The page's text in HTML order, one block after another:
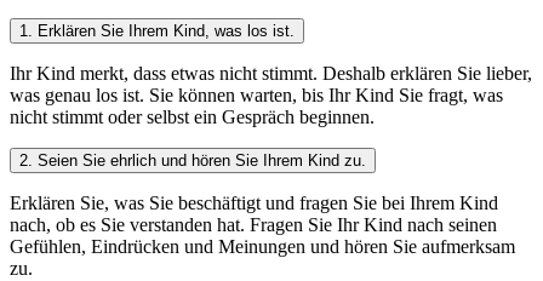
1. Erklären Sie Ihrem Kind, was los ist.
Ihr Kind merkt, dass etwas nicht stimmt. Deshalb erklären Sie lieber,
was genau los ist. Sie können warten, bis Ihr Kind Sie fragt, was
nicht stimmt oder selbst ein Gespräch beginnen.
2. Seien Sie ehrlich und hören Sie Ihrem Kind zu.
Erklären Sie, was Sie beschäftigt und fragen Sie bei Ihrem Kind
nach, ob es Sie verstanden hat. Fragen Sie Ihr Kind nach seinen
Gefühlen, Eindrücken und Meinungen und hören Sie aufmerksam
zu.